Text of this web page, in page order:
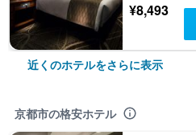
¥8,493
近くのホテルをさらに表示
京都市の格安ホテル